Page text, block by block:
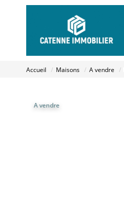
Accueil Maisons A vendre
A vendre